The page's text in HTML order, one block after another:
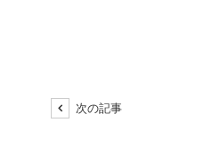
次の記事